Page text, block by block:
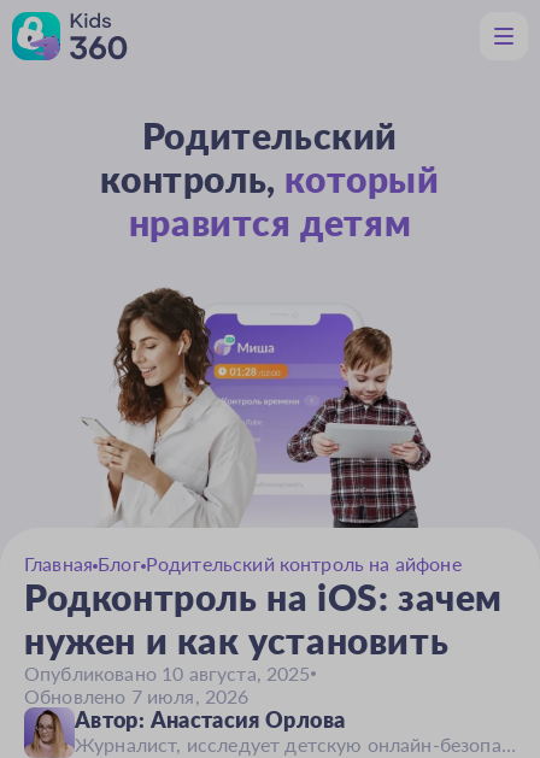
Полезное родителям
Поддержка
Родительский
контроль, который
нравится детям
Главная Блог Родительский контроль на айфоне
Родконтроль на iOS: зачем
нужен и как установить
Опубликовано 10 августа, 2025
Обновлено 7 июля, 2026
Автор: Анастасия Орлова
Журналист, исследует детскую онлайн-безопасность